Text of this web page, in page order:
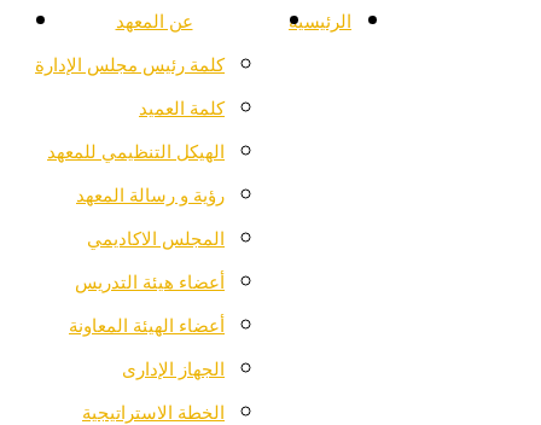
الرئيسية عن المعهد
كلمة رئيس مجلس الإدارة
كلمة العميد
الهيكل التنظيمي للمعهد
رؤية و رسالة المعهد
المجلس الاكاديمي
أعضاء هيئة التدريس
أعضاء الهيئة المعاونة
الجهاز الإدارى
الخطة الاستراتيجية